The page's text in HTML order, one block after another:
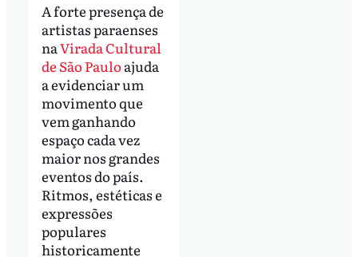
A forte presença de
artistas paraenses
naVirada Cultural
de São Paulo ajuda
a evidenciar um
movimento que
vem ganhando
espaço cada vez
maior nos grandes
eventos do país.
Ritmos, estéticas e
expressões
populares
historicamente